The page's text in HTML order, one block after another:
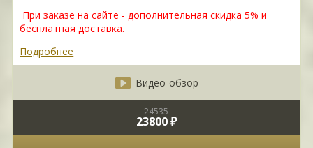
При заказе на сайте - дополнительная скидка 5% и
бесплатная доставка.
Подробнее
Видео-обзор
24535
23800 ₽